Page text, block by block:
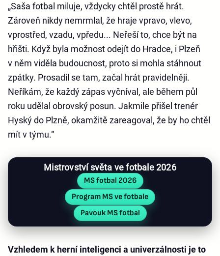
„Saša fotbal miluje, vždycky chtěl prostě hrát.
Zároveň nikdy nemrmlal, že hraje vpravo, vlevo,
vprostřed, vzadu, vpředu... Neřeší to, chce být na
hřišti. Když byla možnost odejít do Hradce, i Plzeň
v něm viděla budoucnost, proto si mohla stáhnout
zpátky. Prosadil se tam, začal hrát pravidelněji.
Neříkám, že každý zápas vyčníval, ale během půl
roku udělal obrovský posun. Jakmile přišel trenér
Hyský do Plzně, okamžitě zareagoval, že by ho chtěl
mít v týmu.“
Mistrovství světa ve fotbale 2026
MS fotbal 2026
Program MS ve fotbale
Pavouk MS fotbal
Vzhledem k herní inteligenci a univerzálnosti je to